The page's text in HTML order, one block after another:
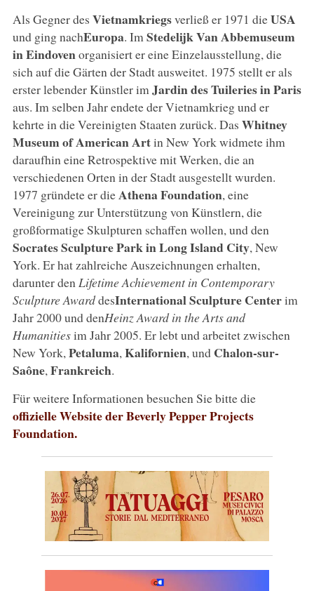
Als Gegner des Vietnamkriegsverließ er 1971 dieUSA
und ging nachEuropa. Im Stedelijk Van Abbemuseum
in Eindovenorganisiert er eine Einzelausstellung, die
sich auf die Gärten der Stadt ausweitet. 1975 stellt er als
erster lebender Künstler im Jardin des Tuileries in Paris
aus. Im selben Jahr endete der Vietnamkrieg und er
kehrte in die Vereinigten Staaten zurück. Das Whitney
Museum of American Artin New York widmete ihm
daraufhin eine Retrospektive mit Werken, die an
verschiedenen Orten in der Stadt ausgestellt wurden.
1977 gründete er dieAthena Foundation, eine
Vereinigung zur Unterstützung von Künstlern, die
großformatige Skulpturen schaffen wollen, und den
Socrates Sculpture Park in Long Island City, New
York. Er hat zahlreiche Auszeichnungen erhalten,
darunter den Lifetime Achievement in Contemporary
Sculpture AwarddesInternational Sculpture Centerim
Jahr 2000 und denHeinz Award in the Arts and
Humanitiesim Jahr 2005. Er lebt und arbeitet zwischen
New York, Petaluma, Kalifornien, und Chalon-sur-
Saône, Frankreich.
Für weitere Informationen besuchen Sie bitte die
offizielle Website der Beverly Pepper Projects
Foundation.